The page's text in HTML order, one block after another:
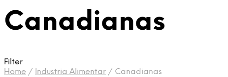
Canadianas
Filter
Home / Industria Alimentar / Canadianas